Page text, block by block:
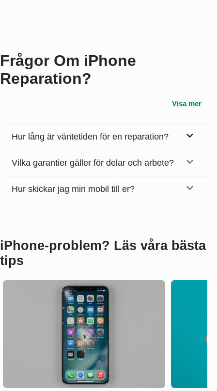
Frågor Om iPhone
Reparation?
Visa mer
Hur lång är väntetiden för en reparation?
Vilka garantier gäller för delar och arbete?
Hur skickar jag min mobil till er?
iPhone‑problem? Läs våra bästa
tips